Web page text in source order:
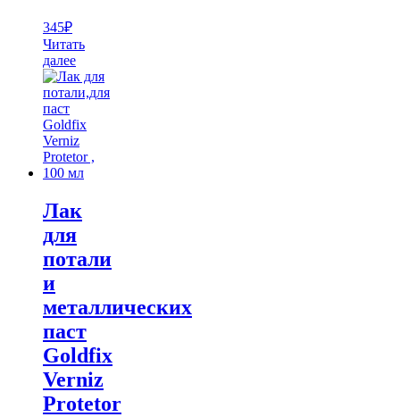
345₽
Читать
далее
Лак
для
потали
и
металлических
паст
Goldfix
Verniz
Protetor